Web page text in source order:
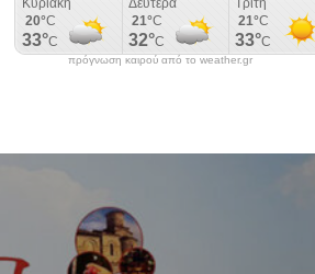
πρόγνωση καιρού από το weather.gr